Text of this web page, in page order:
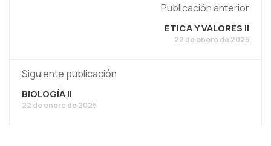
Publicación anterior
ETICA Y VALORES ll
22 de enero de 2025
Siguiente publicación
BIOLOGÍA ll
22 de enero de 2025